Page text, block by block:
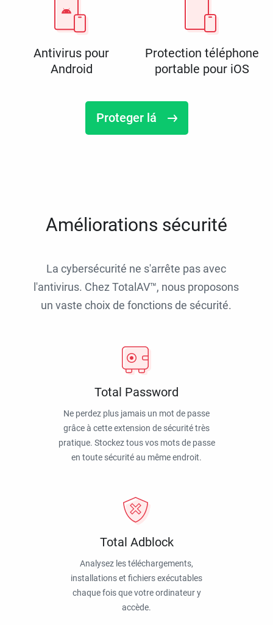
Antivirus pour
Android
Protection téléphone
portable pour iOS
Proteger lá
Améliorations sécurité
La cybersécurité ne s'arrête pas avec
l'antivirus. Chez TotalAV™, nous proposons
un vaste choix de fonctions de sécurité.
Total Password
Ne perdez plus jamais un mot de passe
grâce à cette extension de sécurité très
pratique. Stockez tous vos mots de passe
en toute sécurité au même endroit.
Total Adblock
Analysez les téléchargements,
installations et fichiers exécutables
chaque fois que votre ordinateur y
accède.